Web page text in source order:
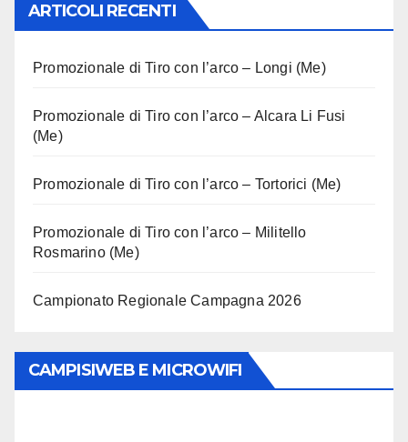
ARTICOLI RECENTI
Promozionale di Tiro con l’arco – Longi (Me)
Promozionale di Tiro con l’arco – Alcara Li Fusi
(Me)
Promozionale di Tiro con l’arco – Tortorici (Me)
Promozionale di Tiro con l’arco – Militello
Rosmarino (Me)
Campionato Regionale Campagna 2026
CAMPISIWEB E MICROWIFI